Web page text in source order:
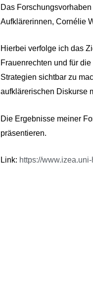
Das
Aufklärerinnen, Cornélie
Hierbei verfolge ich das
Frauenrechten und für
Strategien sichtbar zu
aufklärerischen Diskurse
Die Ergebnisse meiner
präsentieren.
Link: https://